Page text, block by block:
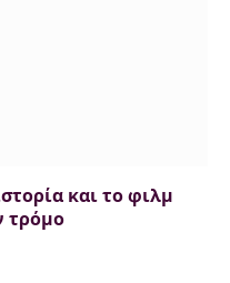
και το φιλμ
τρόμο